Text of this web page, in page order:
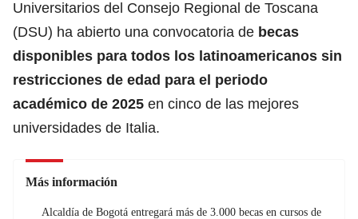
Universitarios del Consejo Regional de Toscana
(DSU) ha abierto una convocatoria de becas
disponibles para todos los latinoamericanos sin
restricciones de edad para el periodo
académico de 2025 en cinco de las mejores
universidades de Italia.
Más información
Alcaldía de Bogotá entregará más de 3.000 becas en cursos de